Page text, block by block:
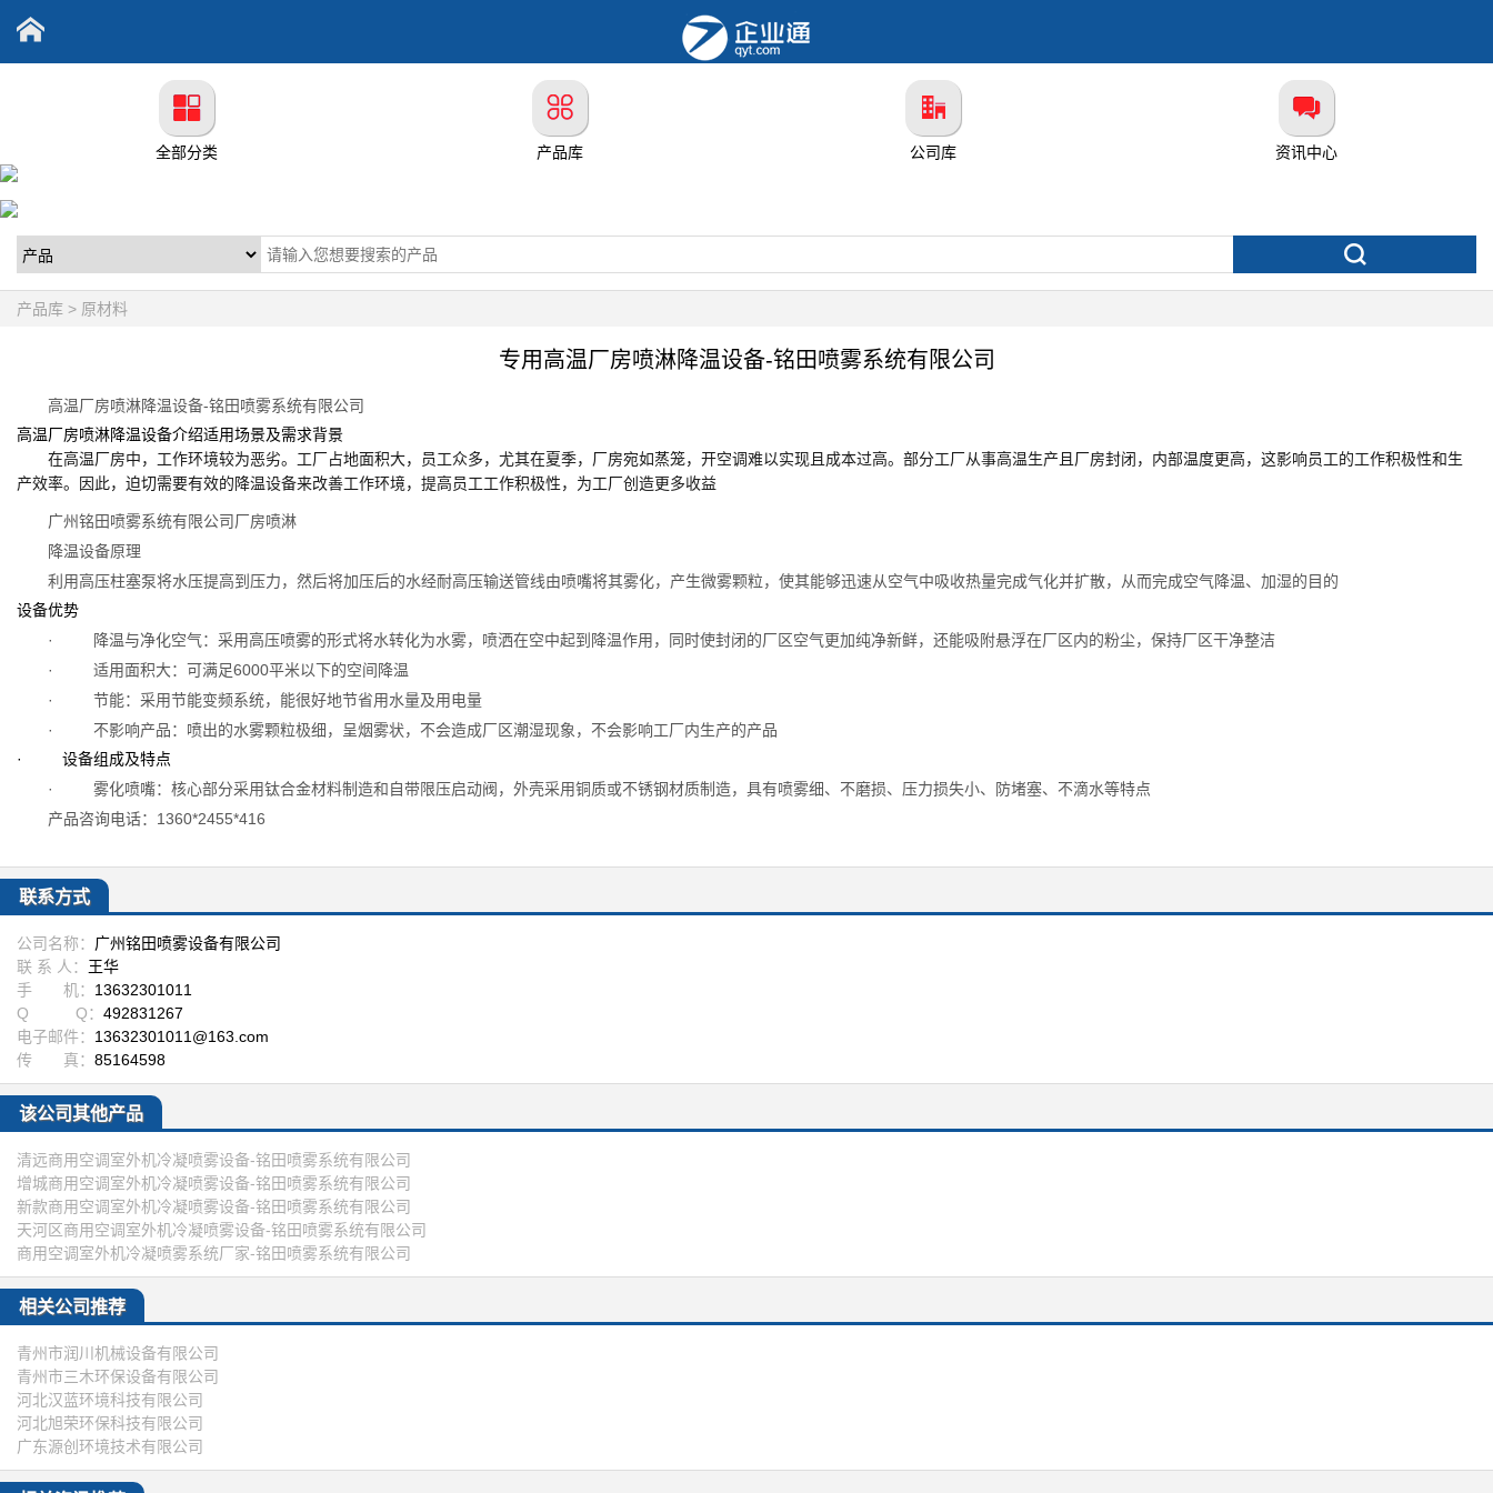
全部分类 产品库 公司库 资讯中心
产品库 > 原材料
专用高温厂房喷淋降温设备-铭田喷雾系统有限公司
高温厂房喷淋降温设备-铭田喷雾系统有限公司
高温厂房喷淋降温设备介绍适用场景及需求背景
在高温厂房中，工作环境较为恶劣。工厂占地面积大，员工众多，尤其在夏季，厂房宛如蒸笼，开空调难以实现且成本过高。部分工厂从事高温生产且厂房封闭，内部温度更高，这影响员工的工作积极性和生
产效率。因此，迫切需要有效的降温设备来改善工作环境，提高员工工作积极性，为工厂创造更多收益
广州铭田喷雾系统有限公司厂房喷淋
降温设备原理
利用高压柱塞泵将水压提高到压力，然后将加压后的水经耐高压输送管线由喷嘴将其雾化，产生微雾颗粒，使其能够迅速从空气中吸收热量完成气化并扩散，从而完成空气降温、加湿的目的
设备优势
· 降温与净化空气：采用高压喷雾的形式将水转化为水雾，喷洒在空中起到降温作用，同时使封闭的厂区空气更加纯净新鲜，还能吸附悬浮在厂区内的粉尘，保持厂区干净整洁
· 适用面积大：可满足6000平米以下的空间降温
· 节能：采用节能变频系统，能很好地节省用水量及用电量
· 不影响产品：喷出的水雾颗粒极细，呈烟雾状，不会造成厂区潮湿现象，不会影响工厂内生产的产品
· 设备组成及特点
· 雾化喷嘴：核心部分采用钛合金材料制造和自带限压启动阀，外壳采用铜质或不锈钢材质制造，具有喷雾细、不磨损、压力损失小、防堵塞、不滴水等特点
产品咨询电话：1360*2455*416
联系方式
公司名称： 广州铭田喷雾设备有限公司
联 系 人： 王华
手 机： 13632301011
Q Q： 492831267
电子邮件： 13632301011@163.com
传 真： 85164598
该公司其他产品
清远商用空调室外机冷凝喷雾设备-铭田喷雾系统有限公司
增城商用空调室外机冷凝喷雾设备-铭田喷雾系统有限公司
新款商用空调室外机冷凝喷雾设备-铭田喷雾系统有限公司
天河区商用空调室外机冷凝喷雾设备-铭田喷雾系统有限公司
商用空调室外机冷凝喷雾系统厂家-铭田喷雾系统有限公司
相关公司推荐
青州市润川机械设备有限公司
青州市三木环保设备有限公司
河北汉蓝环境科技有限公司
河北旭荣环保科技有限公司
广东源创环境技术有限公司